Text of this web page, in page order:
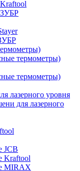
термометры)
термометры)
лазерного уровня
для лазерного
JCB
Kraftool
MIRAX